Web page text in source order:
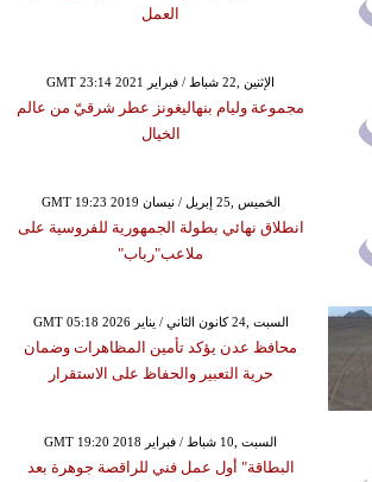
العمل
GMT 23:14 2021 الإثنين ,22 شباط / فبراير
مجموعة وليام بنهاليغونز عطر شرقيّ من عالم
الخيال
GMT 19:23 2019 الخميس ,25 إبريل / نيسان
انطلاق نهائي بطولة الجمهورية للفروسية على
ملاعب"رباب"
GMT 05:18 2026 السبت ,24 كانون الثاني / يناير
محافظ عدن يؤكد تأمين المظاهرات وضمان
حرية التعبير والحفاظ على الاستقرار
GMT 19:20 2018 السبت ,10 شباط / فبراير
البطاقة" أول عمل فني للراقصة جوهرة بعد